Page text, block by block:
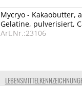
Mycryo - Kakaobutter,
Gelatine, pulverisiert,
Art.Nr.:23106